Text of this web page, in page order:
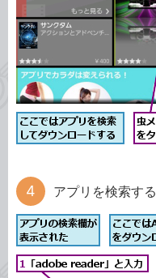
アプリを検索する